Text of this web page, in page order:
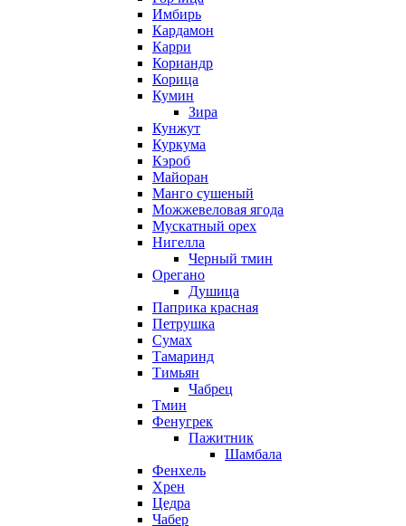
Имбирь
Кардамон
Карри
Кориандр
Корица
Кумин
Зира
Кунжут
Куркума
Кэроб
Майоран
Манго сушеный
Можжевеловая ягода
Мускатный орех
Нигелла
Черный тмин
Орегано
Душица
Паприка красная
Петрушка
Сумах
Тамаринд
Тимьян
Чабрец
Тмин
Фенугрек
Пажитник
Шамбала
Фенхель
Хрен
Цедра
Чабер